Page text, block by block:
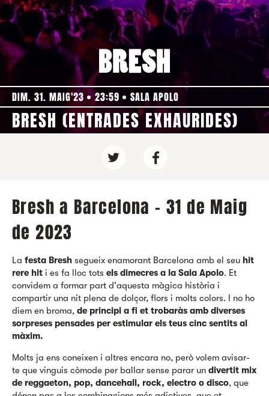
DIM. 31. MAIG'23 23:59 SALA APOLO
BRESH (ENTRADES EXHAURIDES)
Bresh a Barcelona - 31 de Maig
de 2023
La festa Bresh segueix enamorant Barcelona amb el seu hit
rere hit i es fa lloc tots els dimecres a la Sala Apolo. Et
convidem a formar part d'aquesta màgica història i
compartir una nit plena de dolçor, flors i molts colors. I no ho
diem en broma, de principi a fi et trobaràs amb diverses
sorpreses pensades per estimular els teus cinc sentits al
màxim.
Molts ja ens coneixen i altres encara no, però volem avisar-
te que vinguis còmode per ballar sense parar un divertit mix
de reggaeton, pop, dancehall, rock, electro o disco, que